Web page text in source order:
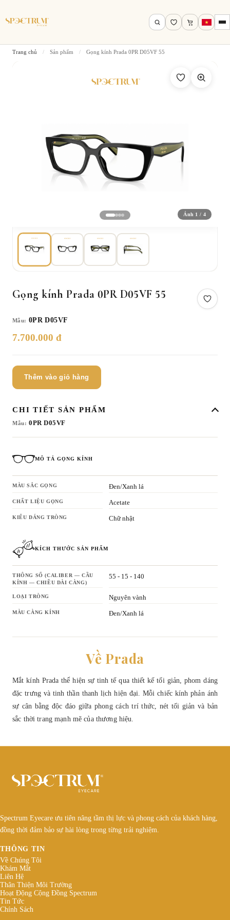
Tìm theo tên, mã gọng, thương hiệu…
Tìm kiếm
Trang chủ / Sản phẩm / Gọng kính Prada 0PR D05VF 55
Ảnh 1 / 4
Gọng kính Prada 0PR D05VF 55
Mẫu: 0PR D05VF
7.700.000 đ
Thêm vào giỏ hàng
CHI TIẾT SẢN PHẨM
Mẫu: 0PR D05VF
MÔ TẢ GỌNG KÍNH
MÀU SẮC GỌNG Đen/Xanh lá
CHẤT LIỆU GỌNG Acetate
KIỂU DÁNG TRÒNG Chữ nhật
KÍCH THƯỚC SẢN PHẨM
THÔNG SỐ (CALIBER — CẦU
KÍNH — CHIỀU DÀI CÀNG)
55 - 15 - 140
LOẠI TRÒNG Nguyên vành
MÀU CÀNG KÍNH Đen/Xanh lá
Về Prada
Mắt kính Prada thể hiện sự tinh tế qua thiết kế tối giản, phom dáng
đặc trưng và tinh thần thanh lịch hiện đại. Mỗi chiếc kính phản ánh
sự cân bằng độc đáo giữa phong cách trí thức, nét tối giản và bản
sắc thời trang mạnh mẽ của thương hiệu.
Spectrum Eyecare ưu tiên nâng tầm thị lực và phong cách của khách hàng,
đồng thời đảm bảo sự hài lòng trong từng trải nghiệm.
THÔNG TIN
Về Chúng Tôi
Khám Mắt
Liên Hệ
Thân Thiện Môi Trường
Hoạt Động Cộng Đồng Spectrum
Tin Tức
Chính Sách